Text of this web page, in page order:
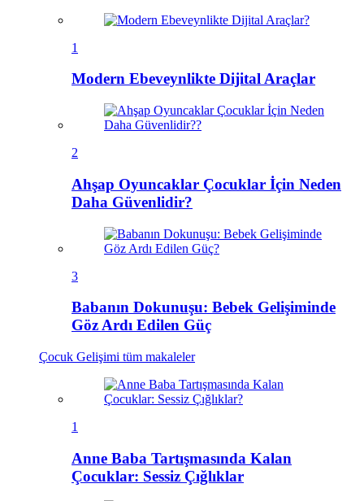
1
Modern Ebeveynlikte Dijital Araçlar
2
Ahşap Oyuncaklar Çocuklar İçin Neden
Daha Güvenlidir?
3
Babanın Dokunuşu: Bebek Gelişiminde
Göz Ardı Edilen Güç
Çocuk Gelişimi tüm makaleler
1
Anne Baba Tartışmasında Kalan
Çocuklar: Sessiz Çığlıklar